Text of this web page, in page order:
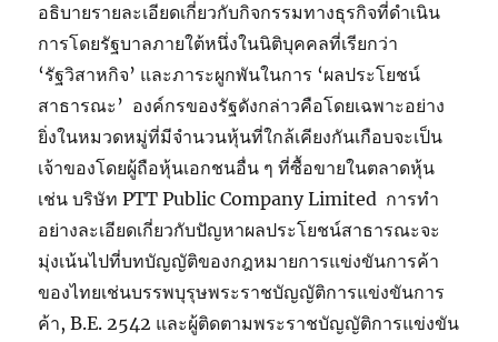
อธิบายรายละเอียดเกี่ยวกับกิจกรรมทางธุรกิจที่ดำเนิน
การโดยรัฐบาลภายใต้หนึ่งในนิติบุคคลที่เรียกว่า
‘รัฐวิสาหกิจ’ และภาระผูกพันในการ ‘ผลประโยชน์
สาธารณะ’ องค์กรของรัฐดังกล่าวคือโดยเฉพาะอย่าง
ยิ่งในหมวดหมู่ที่มีจำนวนหุ้นที่ใกล้เคียงกันเกือบจะเป็น
เจ้าของโดยผู้ถือหุ้นเอกชนอื่น ๆ ที่ซื้อขายในตลาดหุ้น
เช่น บริษัท PTT Public Company Limited การทำ
อย่างละเอียดเกี่ยวกับปัญหาผลประโยชน์สาธารณะจะ
มุ่งเน้นไปที่บทบัญญัติของกฎหมายการแข่งขันการค้า
ของไทยเช่นบรรพบุรุษพระราชบัญญัติการแข่งขันการ
ค้า, B.E. 2542 และผู้ติดตามพระราชบัญญัติการแข่งขัน